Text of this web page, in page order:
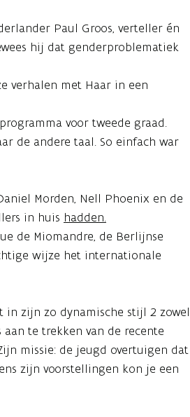
Paul Groos, verteller én
hij dat genderproblematiek
verhalen met Haar in een
voor tweede graad.
de andere taal. So einfach war
Morden, Nell Phoenix en de
in huis hadden.
de Miomandre, de Berlijnse
wijze het internationale
in zijn zo dynamische stijl 2 zowel
te trekken van de recente
missie: de jeugd overtuigen dat
zijn voorstellingen kon je een